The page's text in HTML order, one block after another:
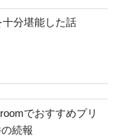
分堪能した話
でおすすめプリ
続報